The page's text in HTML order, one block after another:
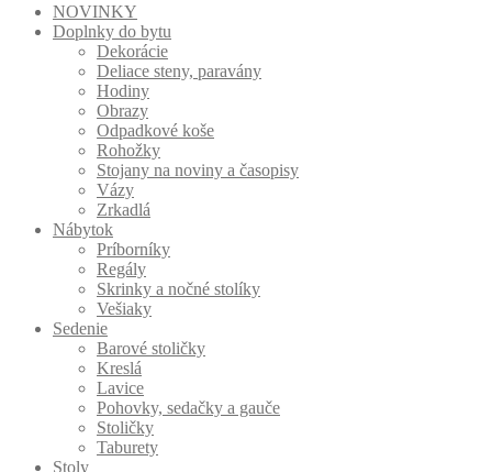
NOVINKY
Doplnky do bytu
Dekorácie
Deliace steny, paravány
Hodiny
Obrazy
Odpadkové koše
Rohožky
Stojany na noviny a časopisy
Vázy
Zrkadlá
Nábytok
Príborníky
Regály
Skrinky a nočné stolíky
Vešiaky
Sedenie
Barové stoličky
Kreslá
Lavice
Pohovky, sedačky a gauče
Stoličky
Taburety
Stoly